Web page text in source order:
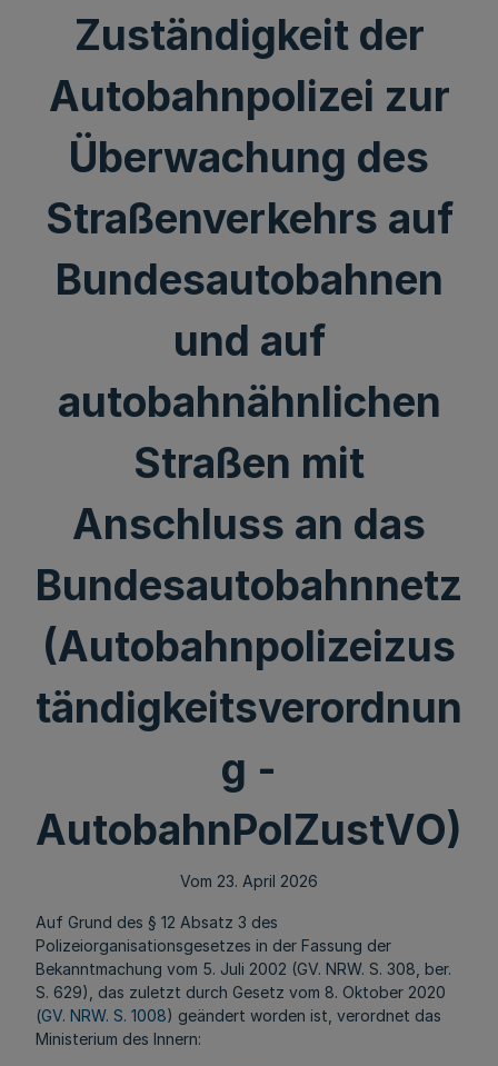
Zuständigkeit der
Autobahnpolizei zur
Überwachung des
Straßenverkehrs auf
Bundesautobahnen
und auf
autobahnähnlichen
Straßen mit
Anschluss an das
Bundesautobahnnetz
(Autobahnpolizeizus
tändigkeitsverordnun
g -
AutobahnPolZustVO)
Vom 23. April 2026
Auf Grund des § 12 Absatz 3 des
Polizeiorganisationsgesetzes in der Fassung der
Bekanntmachung vom 5. Juli 2002 (GV. NRW. S. 308, ber.
S. 629), das zuletzt durch Gesetz vom 8. Oktober 2020
(GV. NRW. S. 1008) geändert worden ist, verordnet das
Ministerium des Innern: